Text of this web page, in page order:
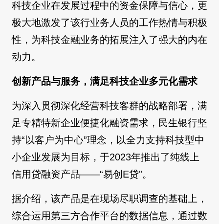
科技企业在发展过程中的资金保障与信心，更
极大地激发了该行业务人员的工作热情与积极
性，为科技金融业务的拓展注入了强大的内在
动力。
创新产品与服务，满足科技企业多元化需求
为深入贯彻深化经营科技客群的战略部署，满
足专精特新企业便捷化融资需求，民生银行坚
持“以客户为中心”理念，以全力支持科技型中
小企业发展为目标，于2023年推出了纯线上
信用贷融资产品——“易创E贷”。
据介绍，该产品是在现场尽职调查的基础上，
综合运用第三方合作平台的数据信息，通过数